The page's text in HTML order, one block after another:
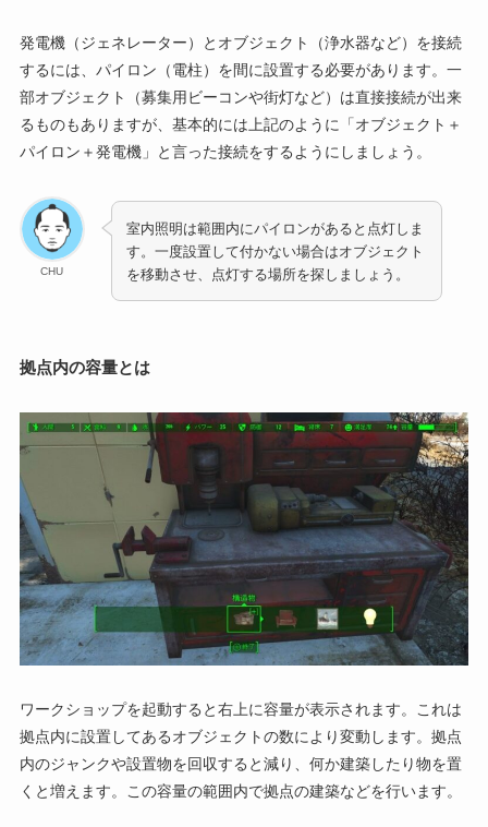
発電機（ジェネレーター）とオブジェクト（浄水器など）を接続
するには、パイロン（電柱）を間に設置する必要があります。一
部オブジェクト（募集用ビーコンや街灯など）は直接接続が出来
るものもありますが、基本的には上記のように「オブジェクト＋
パイロン＋発電機」と言った接続をするようにしましょう。
CHU
室内照明は範囲内にパイロンがあると点灯しま
す。一度設置して付かない場合はオブジェクト
を移動させ、点灯する場所を探しましょう。
拠点内の容量とは
ワークショップを起動すると右上に容量が表示されます。これは
拠点内に設置してあるオブジェクトの数により変動します。拠点
内のジャンクや設置物を回収すると減り、何か建築したり物を置
くと増えます。この容量の範囲内で拠点の建築などを行います。